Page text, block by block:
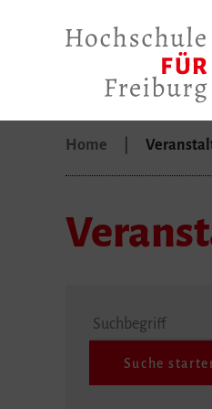
Home
Suchbegriff